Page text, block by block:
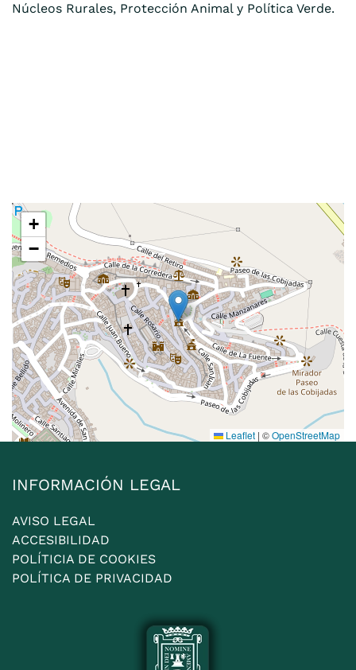
Núcleos Rurales, Protección Animal y Política Verde.
+
−
Leaflet | ©OpenStreetMap
INFORMACIÓN LEGAL
AVISO LEGAL
ACCESIBILIDAD
POLÍTICIA DE COOKIES
POLÍTICA DE PRIVACIDAD